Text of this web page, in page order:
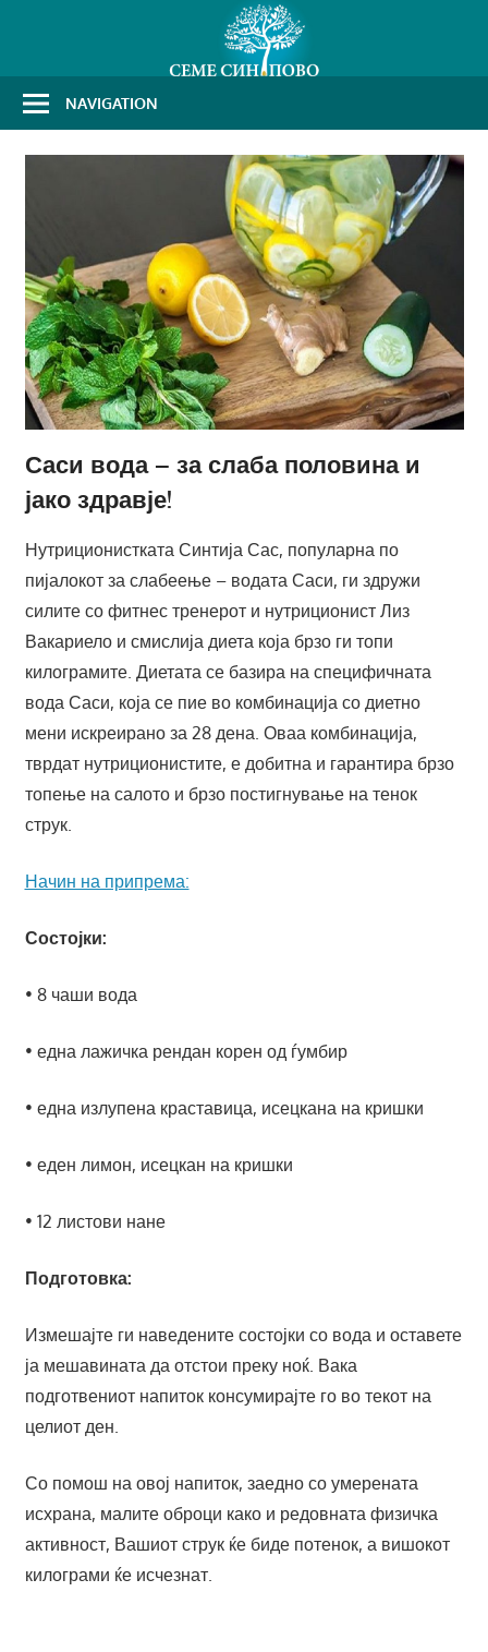
NAVIGATION
Саси вода – за слаба половина и
јако здравје!
Нутриционистката Синтија Сас, популарна по
пијалокот за слабеење – водата Саси, ги здружи
силите со фитнес тренерот и нутриционист Лиз
Вакариело и смислија диета која брзо ги топи
килограмите. Диетата се базира на специфичната
вода Саси, која се пие во комбинација со диетно
мени искреирано за 28 дена. Оваа комбинација,
тврдат нутриционистите, е добитна и гарантира брзо
топење на салото и брзо постигнување на тенок
струк.
Начин на припрема:
Состојки:
• 8 чаши вода
• една лажичка рендан корен од ѓумбир
• една излупена краставица, исецкана на кришки
• еден лимон, исецкан на кришки
• 12 листови нане
Подготовка:
Измешајте ги наведените состојки со вода и оставете
ја мешавината да отстои преку ноќ. Вака
подготвениот напиток консумирајте го во текот на
целиот ден.
Со помош на овој напиток, заедно со умерената
исхрана, малите оброци како и редовната физичка
активност, Вашиот струк ќе биде потенок, а вишокот
килограми ќе исчезнат.